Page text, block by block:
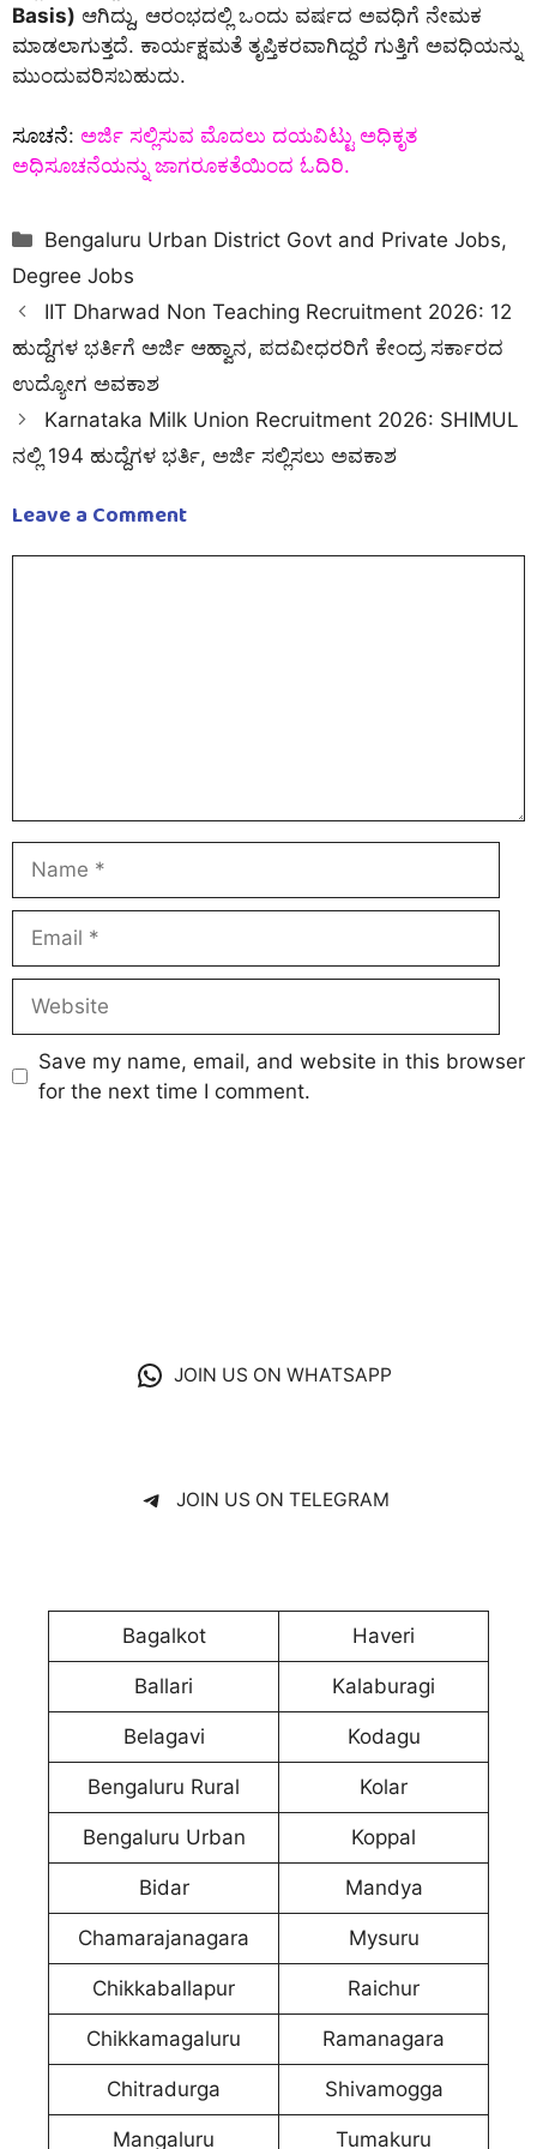
Basis) ಆಗಿದ್ದು, ಆರಂಭದಲ್ಲಿ ಒಂದು ವರ್ಷದ ಅವಧಿಗೆ ನೇಮಕ
ಮಾಡಲಾಗುತ್ತದೆ. ಕಾರ್ಯಕ್ಷಮತೆ ತೃಪ್ತಿಕರವಾಗಿದ್ದರೆ ಗುತ್ತಿಗೆ ಅವಧಿಯನ್ನು
ಮುಂದುವರಿಸಬಹುದು.
ಸೂಚನೆ: ಅರ್ಜಿ ಸಲ್ಲಿಸುವ ಮೊದಲು ದಯವಿಟ್ಟು ಅಧಿಕೃತ
ಅಧಿಸೂಚನೆಯನ್ನು ಜಾಗರೂಕತೆಯಿಂದ ಓದಿರಿ.
Categories
Bengaluru Urban District Govt and Private Jobs,
Degree Jobs
IIT Dharwad Non Teaching Recruitment 2026: 12
ಹುದ್ದೆಗಳ ಭರ್ತಿಗೆ ಅರ್ಜಿ ಆಹ್ವಾನ, ಪದವೀಧರರಿಗೆ ಕೇಂದ್ರ ಸರ್ಕಾರದ
ಉದ್ಯೋಗ ಅವಕಾಶ
Karnataka Milk Union Recruitment 2026: SHIMUL
ನಲ್ಲಿ 194 ಹುದ್ದೆಗಳ ಭರ್ತಿ, ಅರ್ಜಿ ಸಲ್ಲಿಸಲು ಅವಕಾಶ
Leave a Comment
Save my name, email, and website in this browser
for the next time I comment.
JOIN US ON WHATSAPP
JOIN US ON TELEGRAM
Bagalkot Haveri
Ballari Kalaburagi
Belagavi Kodagu
Bengaluru Rural Kolar
Bengaluru Urban Koppal
Bidar Mandya
Chamarajanagara Mysuru
Chikkaballapur Raichur
Chikkamagaluru Ramanagara
Chitradurga Shivamogga
Mangaluru Tumakuru